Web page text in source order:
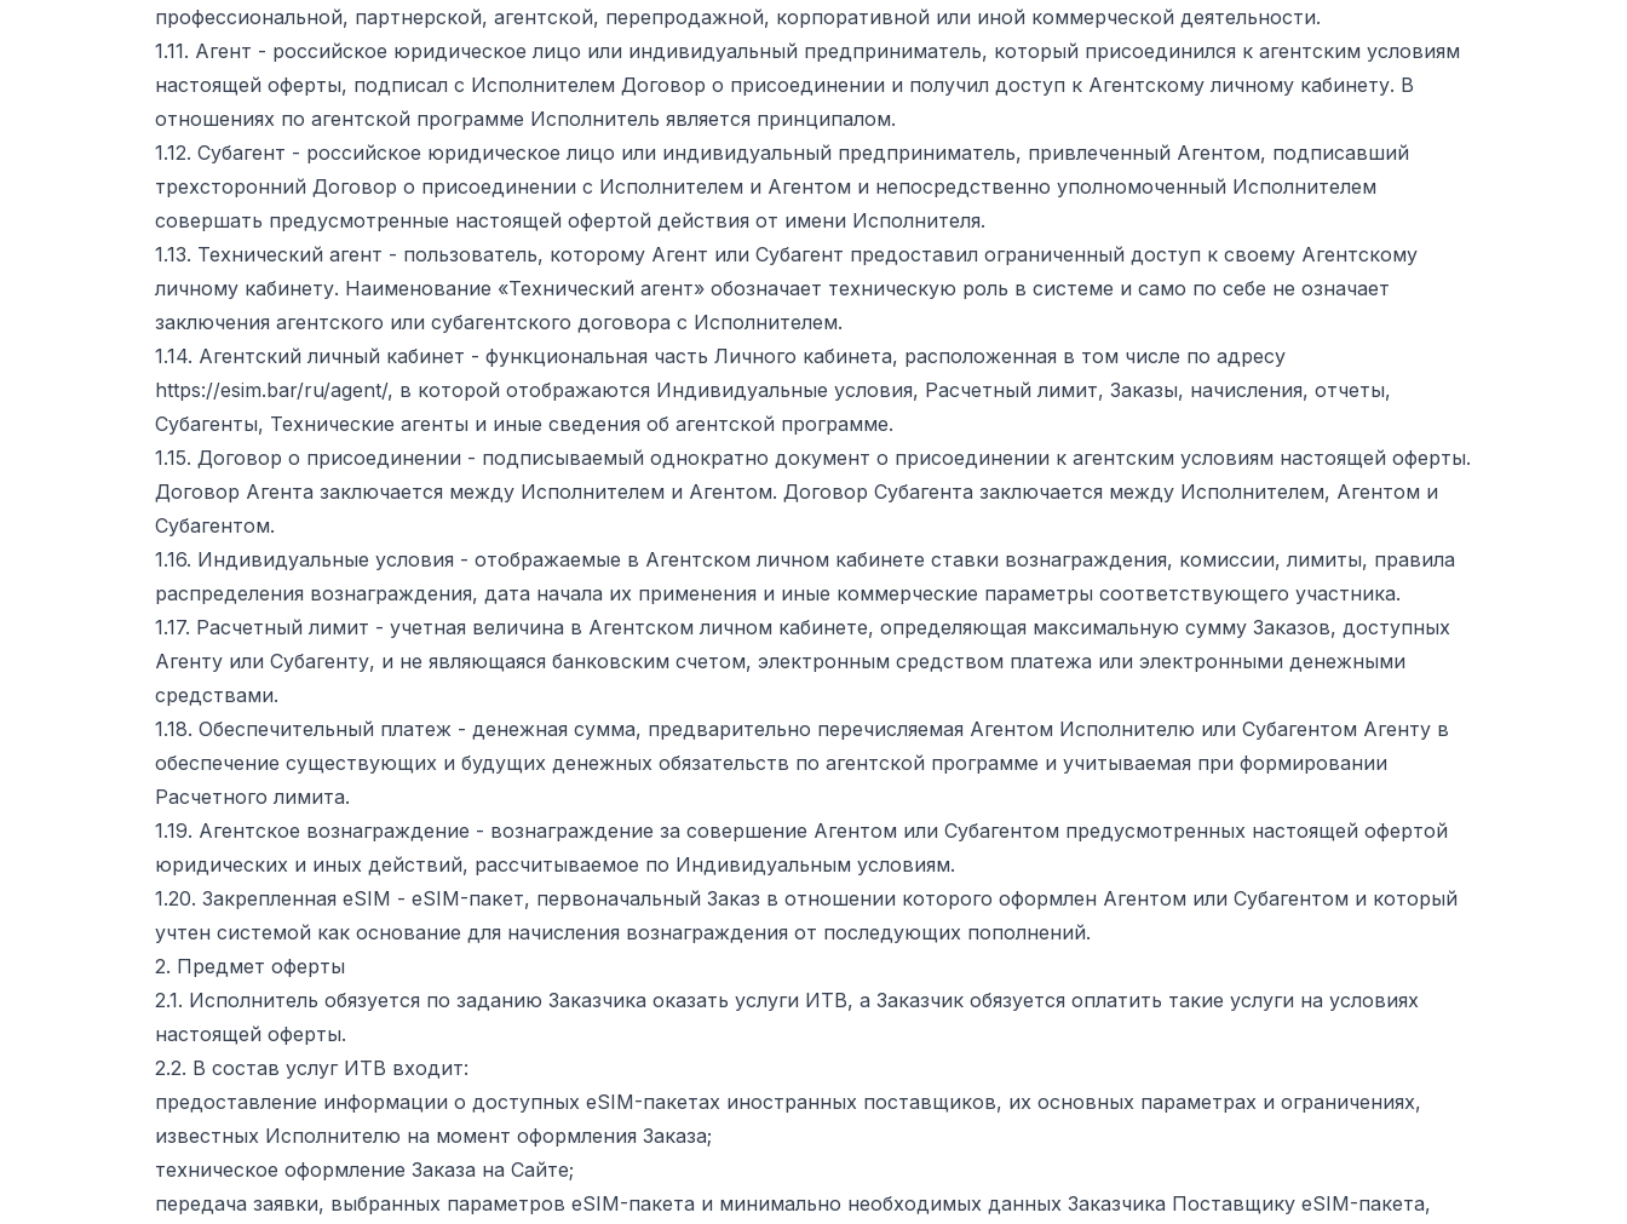
профессиональной, партнерской, агентской, перепродажной, корпоративной или иной коммерческой деятельности.
1.11. Агент - российское юридическое лицо или индивидуальный предприниматель, который присоединился к агентским условиям
настоящей оферты, подписал с Исполнителем Договор о присоединении и получил доступ к Агентскому личному кабинету. В
отношениях по агентской программе Исполнитель является принципалом.
1.12. Субагент - российское юридическое лицо или индивидуальный предприниматель, привлеченный Агентом, подписавший
трехсторонний Договор о присоединении с Исполнителем и Агентом и непосредственно уполномоченный Исполнителем
совершать предусмотренные настоящей офертой действия от имени Исполнителя.
1.13. Технический агент - пользователь, которому Агент или Субагент предоставил ограниченный доступ к своему Агентскому
личному кабинету. Наименование «Технический агент» обозначает техническую роль в системе и само по себе не означает
заключения агентского или субагентского договора с Исполнителем.
1.14. Агентский личный кабинет - функциональная часть Личного кабинета, расположенная в том числе по адресу
https://esim.bar/ru/agent/, в которой отображаются Индивидуальные условия, Расчетный лимит, Заказы, начисления, отчеты,
Субагенты, Технические агенты и иные сведения об агентской программе.
1.15. Договор о присоединении - подписываемый однократно документ о присоединении к агентским условиям настоящей оферты.
Договор Агента заключается между Исполнителем и Агентом. Договор Субагента заключается между Исполнителем, Агентом и
Субагентом.
1.16. Индивидуальные условия - отображаемые в Агентском личном кабинете ставки вознаграждения, комиссии, лимиты, правила
распределения вознаграждения, дата начала их применения и иные коммерческие параметры соответствующего участника.
1.17. Расчетный лимит - учетная величина в Агентском личном кабинете, определяющая максимальную сумму Заказов, доступных
Агенту или Субагенту, и не являющаяся банковским счетом, электронным средством платежа или электронными денежными
средствами.
1.18. Обеспечительный платеж - денежная сумма, предварительно перечисляемая Агентом Исполнителю или Субагентом Агенту в
обеспечение существующих и будущих денежных обязательств по агентской программе и учитываемая при формировании
Расчетного лимита.
1.19. Агентское вознаграждение - вознаграждение за совершение Агентом или Субагентом предусмотренных настоящей офертой
юридических и иных действий, рассчитываемое по Индивидуальным условиям.
1.20. Закрепленная eSIM - eSIM-пакет, первоначальный Заказ в отношении которого оформлен Агентом или Субагентом и который
учтен системой как основание для начисления вознаграждения от последующих пополнений.
2. Предмет оферты
2.1. Исполнитель обязуется по заданию Заказчика оказать услуги ИТВ, а Заказчик обязуется оплатить такие услуги на условиях
настоящей оферты.
2.2. В состав услуг ИТВ входит:
предоставление информации о доступных eSIM-пакетах иностранных поставщиков, их основных параметрах и ограничениях,
известных Исполнителю на момент оформления Заказа;
техническое оформление Заказа на Сайте;
передача заявки, выбранных параметров eSIM-пакета и минимально необходимых данных Заказчика Поставщику eSIM-пакета,